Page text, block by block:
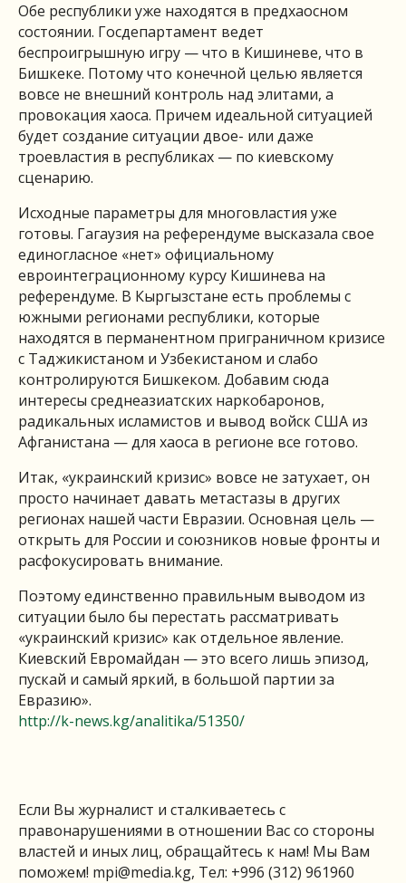
Обе республики уже находятся в предхаосном
состоянии. Госдепартамент ведет
беспроигрышную игру — что в Кишиневе, что в
Бишкеке. Потому что конечной целью является
вовсе не внешний контроль над элитами, а
провокация хаоса. Причем идеальной ситуацией
будет создание ситуации двое- или даже
троевластия в республиках — по киевскому
сценарию.
Исходные параметры для многовластия уже
готовы. Гагаузия на референдуме высказала свое
единогласное «нет» официальному
евроинтеграционному курсу Кишинева на
референдуме. В Кыргызстане есть проблемы с
южными регионами республики, которые
находятся в перманентном приграничном кризисе
с Таджикистаном и Узбекистаном и слабо
контролируются Бишкеком. Добавим сюда
интересы среднеазиатских наркобаронов,
радикальных исламистов и вывод войск США из
Афганистана — для хаоса в регионе все готово.
Итак, «украинский кризис» вовсе не затухает, он
просто начинает давать метастазы в других
регионах нашей части Евразии. Основная цель —
открыть для России и союзников новые фронты и
расфокусировать внимание.
Поэтому единственно правильным выводом из
ситуации было бы перестать рассматривать
«украинский кризис» как отдельное явление.
Киевский Евромайдан — это всего лишь эпизод,
пускай и самый яркий, в большой партии за
Евразию».
http://k-news.kg/analitika/51350/
Если Вы журналист и сталкиваетесь с
правонарушениями в отношении Вас со стороны
властей и иных лиц, обращайтесь к нам! Мы Вам
поможем! mpi@media.kg, Тел: +996 (312) 961960